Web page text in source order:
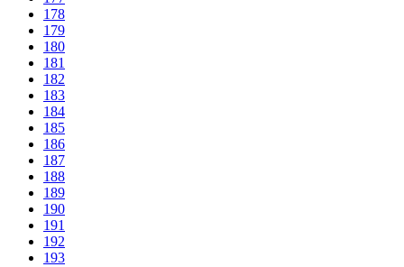
178
179
180
181
182
183
184
185
186
187
188
189
190
191
192
193